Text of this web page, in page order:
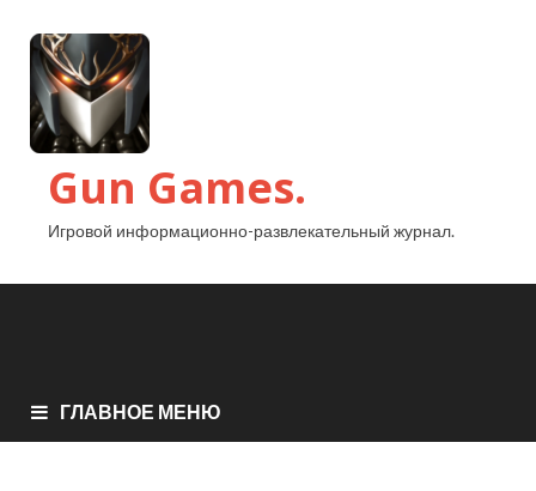
Gun Games.
Игровой информационно-развлекательный журнал.
ГЛАВНОЕ МЕНЮ